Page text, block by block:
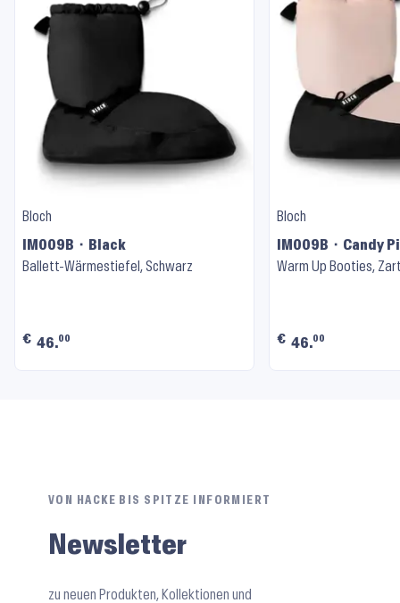
Bloch
IM009B ⬝ Black
Ballett-Wärmestiefel, Schwarz
€ 46.00
Bloch
IM009B ⬝ Candy
Warm Up Booties,
€ 46.00
VON HACKE BIS SPITZE INFORMIERT
Newsletter
zu neuen Produkten, Kollektionen und